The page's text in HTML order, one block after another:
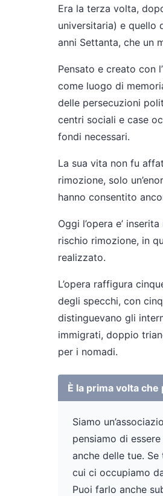
Era la terza volta,
universitaria) e quello
anni Settanta, che un
Pensato e creato con
come luogo di
delle persecuzioni
centri sociali e case
fondi necessari.
La sua vita non fu
rimozione, solo
hanno consentito
Oggi l’opera e’
rischio rimozione, in
realizzato.
L’opera raffigura
degli specchi, con
distinguevano gli
immigrati, doppio
per i nomadi.
È la prima volta che
Siamo
pensiamo di
anche delle tue.
cui ci occupiamo
Puoi farlo anche